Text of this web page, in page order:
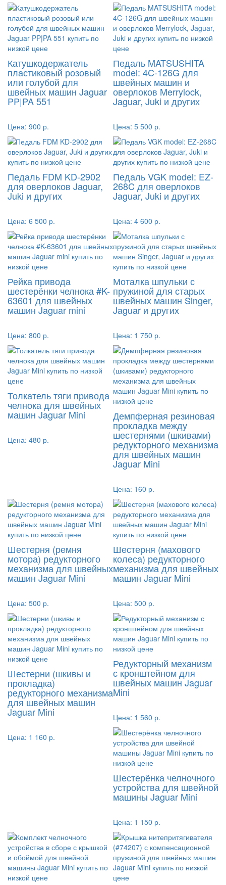
Катушкодержатель
пластиковый розовый
или голубой для
швейных машин Jaguar
PP|PA 551
Цена: 900 р.
Педаль MATSUSHITA
model: 4C-126G для
швейных машин и
оверлоков Merrylock,
Jaguar, Juki и других
Цена: 5 500 р.
Педаль FDM KD-2902
для оверлоков Jaguar,
Juki и других
Цена: 6 500 р.
Педаль VGK model: EZ-
268C для оверлоков
Jaguar, Juki и других
Цена: 4 600 р.
Рейка привода
шестерёнки челнока #K-
63601 для швейных
машин Jaguar mini
Цена: 800 р.
Моталка шпульки с
пружиной для старых
швейных машин Singer,
Jaguar и других
Цена: 1 750 р.
Толкатель тяги привода
челнока для швейных
машин Jaguar Mini
Цена: 480 р.
Демпферная резиновая
прокладка между
шестернями (шкивами)
редукторного механизма
для швейных машин
Jaguar Mini
Цена: 160 р.
Шестерня (ремня
мотора) редукторного
механизма для швейных
машин Jaguar Mini
Цена: 500 р.
Шестерня (махового
колеса) редукторного
механизма для швейных
машин Jaguar Mini
Цена: 500 р.
Шестерни (шкивы и
прокладка)
редукторного механизма
для швейных машин
Jaguar Mini
Цена: 1 160 р.
Редукторный механизм
с кронштейном для
швейных машин Jaguar
Mini
Цена: 1 560 р.
Шестерёнка челночного
устройства для швейной
машины Jaguar Mini
Цена: 1 150 р.